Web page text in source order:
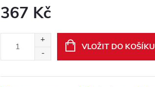
367 Kč
VLOŽIT DO KOŠÍKU